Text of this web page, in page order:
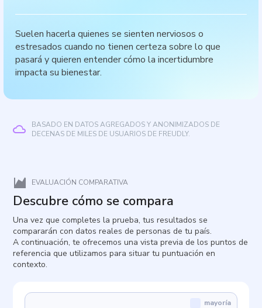
Suelen hacerla quienes se sienten nerviosos o
estresados cuando no tienen certeza sobre lo que
pasará y quieren entender cómo la incertidumbre
impacta su bienestar.
BASADO EN DATOS AGREGADOS Y ANONIMIZADOS DE
DECENAS DE MILES DE USUARIOS DE FREUDLY.
EVALUACIÓN COMPARATIVA
Descubre cómo se compara
Una vez que completes la prueba, tus resultados se
compararán con datos reales de personas de tu país.
A continuación, te ofrecemos una vista previa de los puntos de
referencia que utilizamos para situar tu puntuación en
contexto.
mayoría